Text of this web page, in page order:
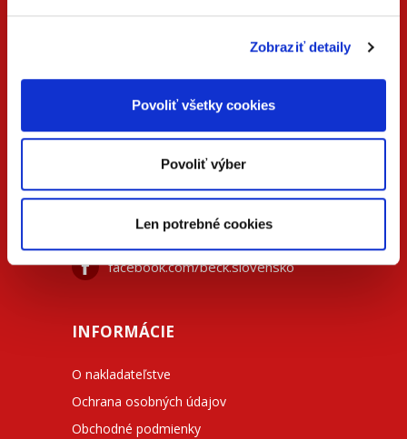
Zobraziť detaily
Povoliť všetky cookies
Povoliť výber
Len potrebné cookies
ONLINE
PDF
KONTAKTUJTE NÁS
+420 733 734 348
beck@beck.sk
facebook.com/beck.slovensko
INFORMÁCIE
O nakladateľstve
Ochrana osobných údajov
Obchodné podmienky